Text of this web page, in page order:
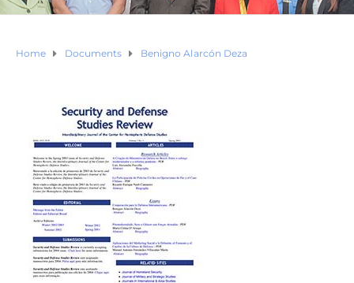
Home Documents Benigno Alarcón Deza